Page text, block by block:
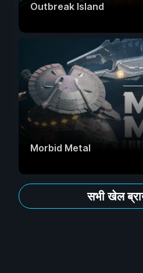
Outbreak Island
Morbid Metal
सभी खेल